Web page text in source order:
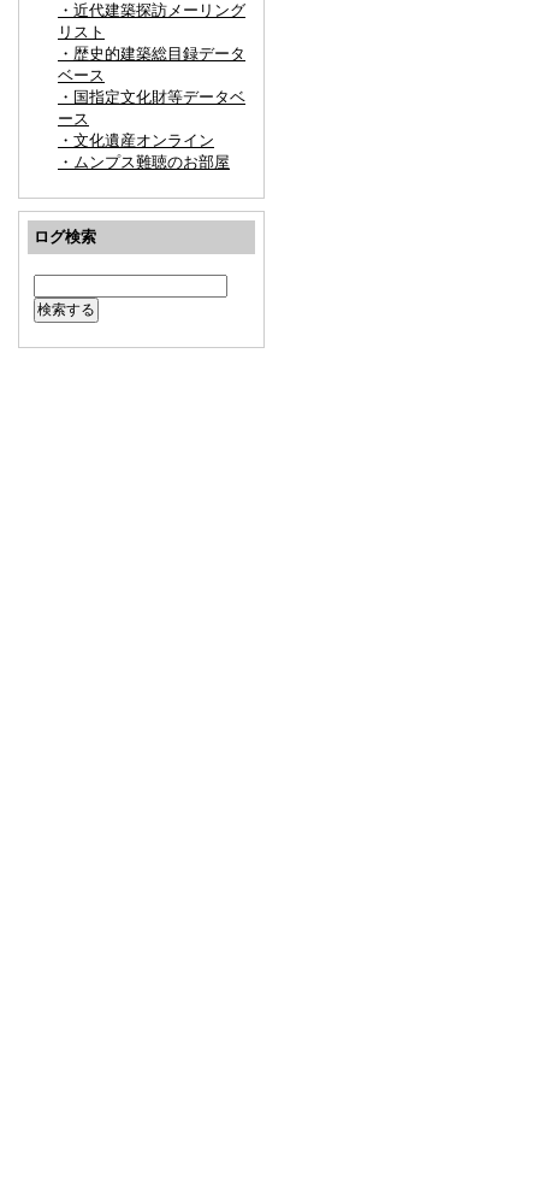
・近代建築探訪メーリング
リスト
・歴史的建築総目録データ
ベース
・国指定文化財等データベ
ース
・文化遺産オンライン
・ムンプス難聴のお部屋
ログ検索